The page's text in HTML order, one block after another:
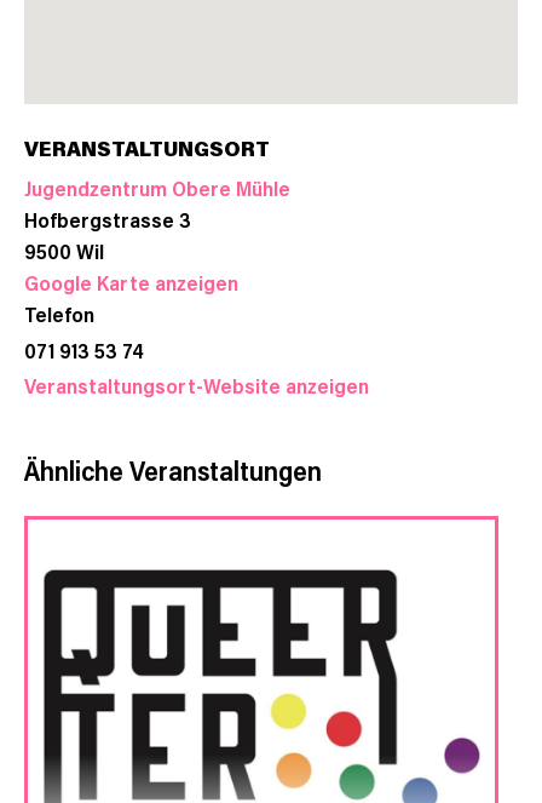
VERANSTALTUNGSORT
Jugendzentrum Obere Mühle
Hofbergstrasse 3
9500 Wil
Google Karte anzeigen
Telefon
071 913 53 74
Veranstaltungsort-Website anzeigen
Ähnliche Veranstaltungen